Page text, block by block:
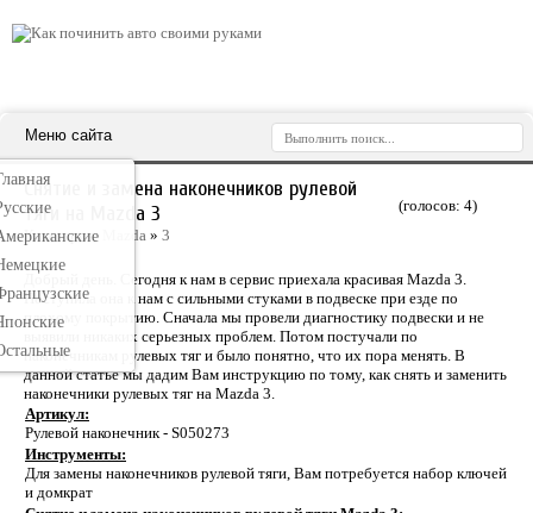
Меню сайта
(голосов: 4)
Снятие и замена наконечников рулевой
тяги на Mazda 3
Категория: Mazda » 3
Добрый день. Сегодня к нам в сервис приехала красивая Mazda 3.
Поступила она к нам с сильными стуками в подвеске при езде по
плохому покрытию. Сначала мы провели диагностику подвески и не
выявили никаких серьезных проблем. Потом постучали по
наконечникам рулевых тяг и было понятно, что их пора менять. В
данной статье мы дадим Вам инструкцию по тому, как снять и заменить
наконечники рулевых тяг на Mazda 3.
Артикул:
Рулевой наконечник - S050273
Инструменты:
Для замены наконечников рулевой тяги, Вам потребуется набор ключей
и домкрат